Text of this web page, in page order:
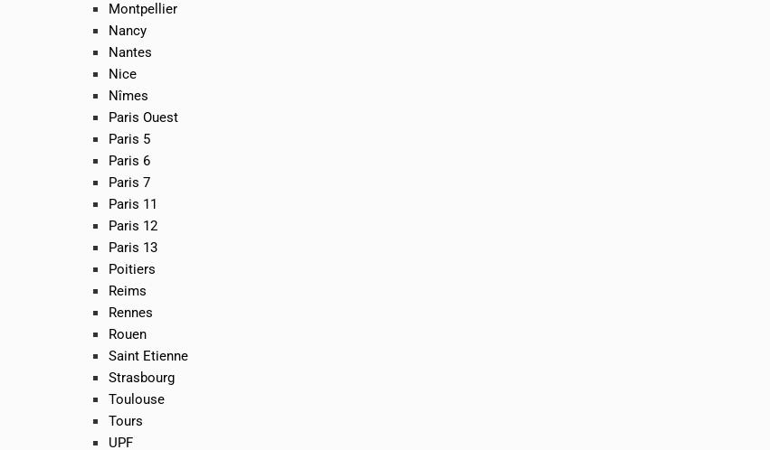
Montpellier
Nancy
Nantes
Nice
Nîmes
Paris Ouest
Paris 5
Paris 6
Paris 7
Paris 11
Paris 12
Paris 13
Poitiers
Reims
Rennes
Rouen
Saint Etienne
Strasbourg
Toulouse
Tours
UPF